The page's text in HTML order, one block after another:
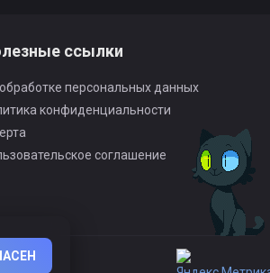
ссылки
персональных данных
конфиденциальности
соглашение